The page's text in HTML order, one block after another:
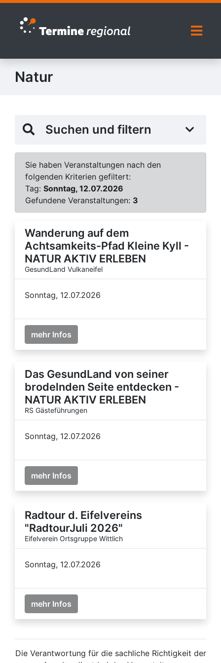
Zur Navigation springen
Zum Inhalt springen
Natur
Suchen und filtern
Sie haben Veranstaltungen nach den
folgenden Kriterien gefiltert:
Tag: Sonntag, 12.07.2026
Gefundene Veranstaltungen: 3
Wanderung auf dem
Achtsamkeits-Pfad Kleine Kyll -
NATUR AKTIV ERLEBEN
GesundLand Vulkaneifel
Sonntag, 12.07.2026
mehr Infos
Das GesundLand von seiner
brodelnden Seite entdecken -
NATUR AKTIV ERLEBEN
RS Gästeführungen
Sonntag, 12.07.2026
mehr Infos
Radtour d. Eifelvereins
"RadtourJuli 2026"
Eifelverein Ortsgruppe Wittlich
Sonntag, 12.07.2026
mehr Infos
Die Verantwortung für die sachliche Richtigkeit der